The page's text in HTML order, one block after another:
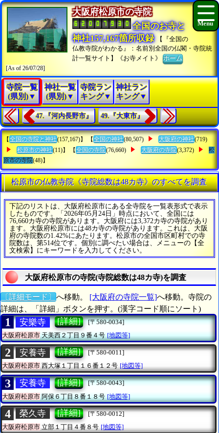
大阪府松原市の寺院
全国のお寺と
神社157,167箇所収録
【『全国の
仏教寺院がわかる』：名前別全国の仏閣・寺院統
計一覧サイト】《お寺メイト》ホーム
[As of 26/07/28]
寺院一覧
(県別)▼
神社一覧
(県別)▼
寺院ラン
キング▼
神社ラン
キング▼
47.『河内長野市』 49.『大東市』
【 全国の寺院と神社(157,167)】 【 全国の神社(80,507) 大阪府の神社(719)
松原市の神社(11)】 【 全国の寺院(76,660) 大阪府の寺院(3,372)
松
原市の寺院(48)】
松原市の仏教寺院《寺院総数は48カ寺》のすべてを調査
下記のリストは、大阪府松原市にある全寺院を一覧表形式で表示
したものです。「2026年05月24日」時点において、全国には
76,660カ寺の寺院があります。大阪府には3,372カ寺の寺院があり
ます。大阪府松原市には48カ寺の寺院があります。これは、大阪
府の寺院数の1.42%にあたります。松原市の全国市区町村での寺
院数は、第514位です。個別に調べたい場合は、メニューの【全
文検索】にキーワードを入力してください。
大阪府松原市の寺院(寺院総数は48カ寺)を調査
〔詳細モード〕 へ移動。 [大阪府の寺院一覧]へ移動。寺院の
詳細は、「詳細」ボタンを押す。(漢字コード順にソート)
1 安樂寺 [詳細]
[〒580-0034]
大阪府松原市天美西２丁目９番４号 [地図等]
2 安養寺 [詳細]
[〒580-0011]
大阪府松原市西大塚１丁目１６番１２号 [地図等]
3 安養寺 [詳細]
[〒580-0043]
大阪府松原市阿保６丁目８番１８号 [地図等]
4 榮久寺 [詳細]
[〒580-0012]
大阪府松原市 立部１丁目４番８号 [地図等]